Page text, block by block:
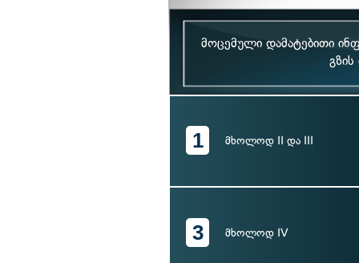
მოცემული დამატებითი
1 მხოლოდ II და III
3 მხოლოდ IV